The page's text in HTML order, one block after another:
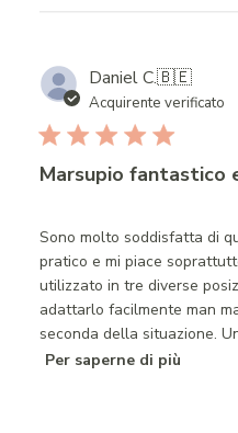
Daniel C.🇧🇪
Acquirente verificato
Marsupio fantastico
Sono molto soddisfatta di
pratico e mi piace
utilizzato in tre diverse
adattarlo facilmente man
seconda della situazione.
Per saperne di più